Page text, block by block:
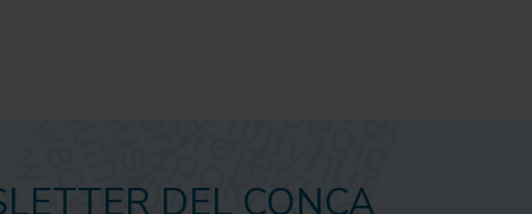
DEL CONCA